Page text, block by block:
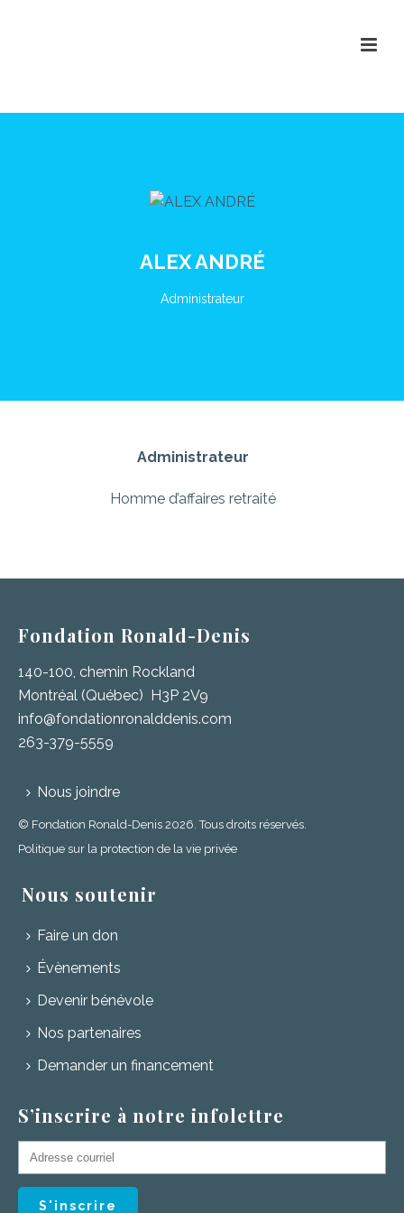
ALEX ANDRÉ
Administrateur
Administrateur
Homme d’affaires retraité
Fondation Ronald-Denis
140-100, chemin Rockland
Montréal (Québec) H3P 2V9
info@fondationronalddenis.com
263-379-5559
Nous joindre
© Fondation Ronald-Denis 2026. Tous droits réservés.
Politique sur la protection de la vie privée
Nous soutenir
Faire un don
Évènements
Devenir bénévole
Nos partenaires
Demander un financement
S’inscrire à notre infolettre